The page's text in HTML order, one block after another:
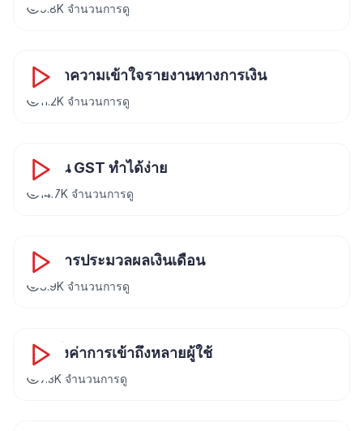
9.8K จำนวนการดู
การทำความเข้าใจรายงานทางการเงิน
11.2K จำนวนการดู
การยื่น GST ทำได้ง่าย
14.7K จำนวนการดู
คู่มือการประมวลผลเงินเดือน
8.9K จำนวนการดู
การตั้งค่าการเข้าถึงหลายผู้ใช้
7.3K จำนวนการดู